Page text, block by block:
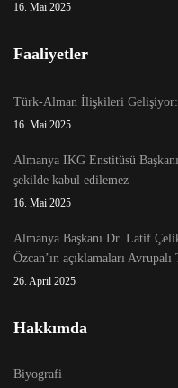
16. Mai 2025
Faaliyetler
Türk-Alman İlişkileri
16. Mai 2025
Almanya IKG Enstitüsü
şekilde kabul edilemez
16. Mai 2025
Almanya Başkanı Dr. Latif
Özcan’ın açıklamaları
26. April 2025
Hakkımda
Biyografi